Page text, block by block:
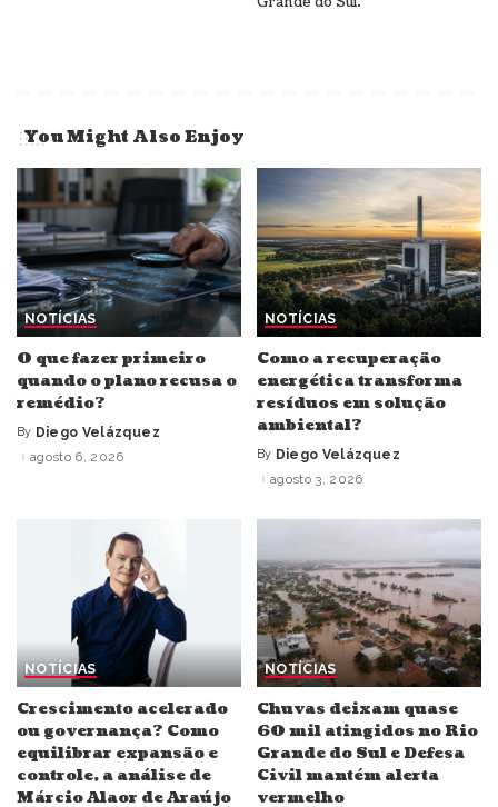
You Might Also Enjoy
NOTÍCIAS
O que fazer primeiro
quando o plano recusa o
remédio?
Posted
by
By Diego Velázquez
agosto 6, 2026
NOTÍCIAS
Como a recuperação
energética transforma
resíduos em solução
ambiental?
Posted
by
By Diego Velázquez
agosto 3, 2026
NOTÍCIAS
Crescimento acelerado
ou governança? Como
equilibrar expansão e
controle, a análise de
Márcio Alaor de Araújo
NOTÍCIAS
Chuvas deixam quase
60 mil atingidos no Rio
Grande do Sul e Defesa
Civil mantém alerta
vermelho